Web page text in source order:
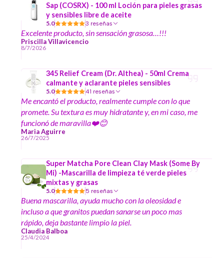
Sap (COSRX) - 100 ml Loción para pieles grasas
y sensibles libre de aceite
5.0 3 reseñas
Excelente producto, sin sensación grasosa…!!!
Priscilla Villavicencio
8/7/2026
345 Relief Cream (Dr. Althea) - 50ml Crema
calmante y aclarante pieles sensibles
5.0 41 reseñas
Me encantó el producto, realmente cumple con lo que
promete. Su textura es muy hidratante y, en mi caso, me
funcionó de maravilla❤️😊
Maria Aguirre
26/7/2025
Super Matcha Pore Clean Clay Mask (Some By
Mi) -Mascarilla de limpieza té verde pieles
mixtas y grasas
5.0 5 reseñas
Buena mascarilla, ayuda mucho con la oleosidad e
incluso a que granitos puedan sanarse un poco mas
rápido, deja bastante limpio la piel.
Claudia Balboa
25/4/2024